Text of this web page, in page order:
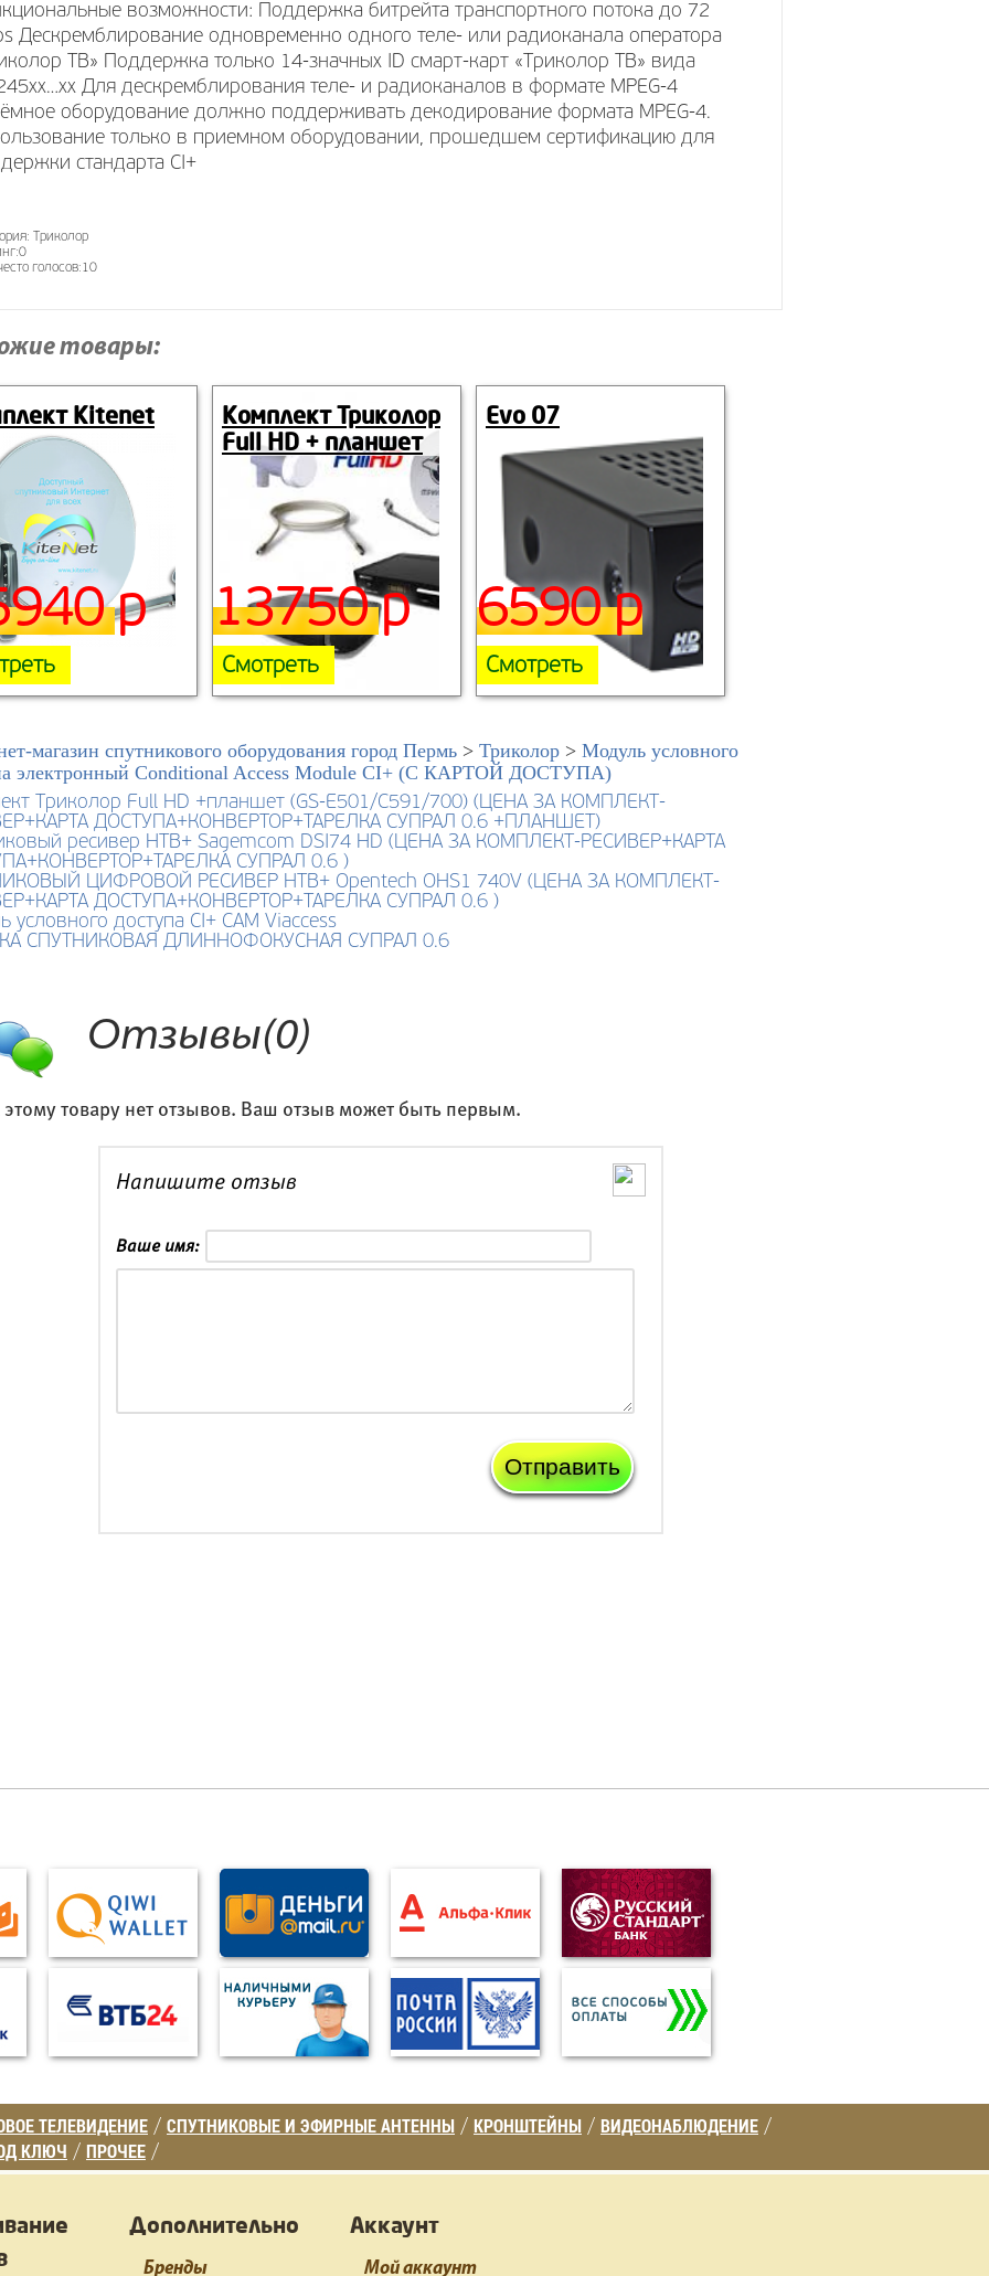
возможности: Поддержка битрейта транспортного потока до 72
Дескремблирование одновременно одного теле- или радиоканала оператора
ТВ» Поддержка только 14-значных ID смарт-карт «Триколор ТВ» вида
Для дескремблирования теле- и радиоканалов в формате MPEG-4
оборудование должно поддерживать декодирование формата MPEG-4.
только в приемном оборудовании, прошедшем сертификацию для
стандарта СI+
Триколор
0
голосов:10
товары:
Kitenet
р
Комплект Триколор
Full HD + планшет
Смотреть
13750 р
Evo 07
Смотреть
6590 р
магазин спутникового оборудования город Пермь > Триколор > Модуль условного
электронный Conditional Access Module CI+ (С КАРТОЙ ДОСТУПА)
Триколор Full HD +планшет (GS-E501/C591/700) (ЦЕНА ЗА КОМПЛЕКТ-
ДОСТУПА+КОНВЕРТОР+ТАРЕЛКА СУПРАЛ 0.6 +ПЛАНШЕТ)
ресивер НТВ+ Sagemcom DSI74 HD (ЦЕНА ЗА КОМПЛЕКТ-РЕСИВЕР+КАРТА
СУПРАЛ 0.6 )
ЦИФРОВОЙ РЕСИВЕР НТВ+ Opentech OHS1 740V (ЦЕНА ЗА КОМПЛЕКТ-
ДОСТУПА+КОНВЕРТОР+ТАРЕЛКА СУПРАЛ 0.6 )
условного доступа CI+ CAM Viaccess
СПУТНИКОВАЯ ДЛИННОФОКУСНАЯ СУПРАЛ 0.6
Отзывы(0)
этому товару нет отзывов. Ваш отзыв может быть первым.
Напишите отзыв
Ваше имя:
ТЕЛЕВИДЕНИЕ / СПУТНИКОВЫЕ И ЭФИРНЫЕ АНТЕННЫ / КРОНШТЕЙНЫ / ВИДЕОНАБЛЮДЕНИЕ /
КЛЮЧ / ПРОЧЕЕ /
Дополнительно
Бренды
Аккаунт
Мой аккаунт